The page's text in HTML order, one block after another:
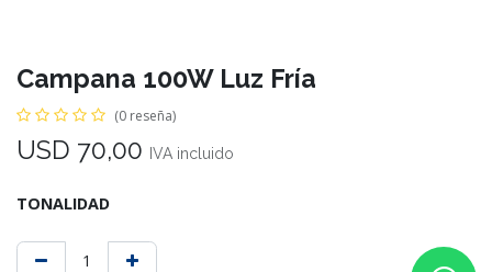
Campana 100W Luz Fría
(0 reseña)
USD 70,00 IVA incluido
TONALIDAD